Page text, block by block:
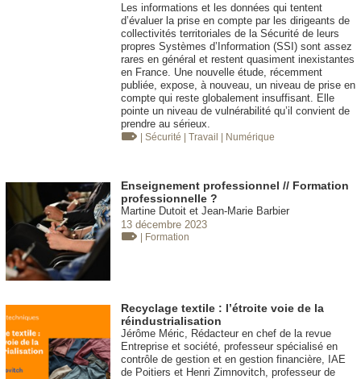
Les informations et les données qui tentent
d’évaluer la prise en compte par les dirigeants de
collectivités territoriales de la Sécurité de leurs
propres Systèmes d’Information (SSI) sont assez
rares en général et restent quasiment inexistantes
en France. Une nouvelle étude, récemment
publiée, expose, à nouveau, un niveau de prise en
compte qui reste globalement insuffisant. Elle
pointe un niveau de vulnérabilité qu’il convient de
prendre au sérieux.
| Sécurité | Travail | Numérique
Enseignement professionnel // Formation
professionnelle ?
Martine Dutoit et Jean-Marie Barbier
13 décembre 2023
| Formation
Recyclage textile : l’étroite voie de la
réindustrialisation
Jérôme Méric, Rédacteur en chef de la revue
Entreprise et société, professeur spécialisé en
contrôle de gestion et en gestion financière, IAE
de Poitiers et Henri Zimnovitch, professeur de